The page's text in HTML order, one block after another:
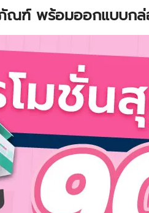
ณฑ์ พร้อมออกแบบก